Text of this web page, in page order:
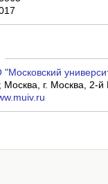
Москва, г. Москва, 2-й